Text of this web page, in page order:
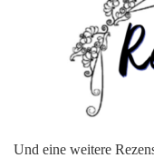
Und eine weitere